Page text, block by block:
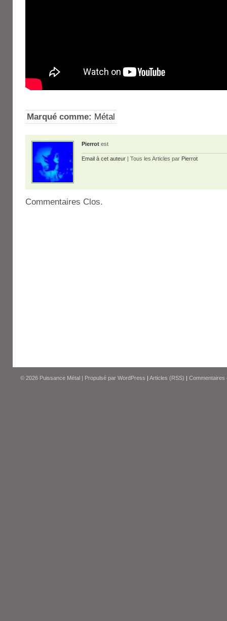
Marqué comme: Métal
Pierrot est
Email à cet auteur | Tous les Articles par Pierrot
Commentaires Clos.
© 2026 Puissance Métal | Propulsé par WordPress | Articles (RSS) | Commentaires